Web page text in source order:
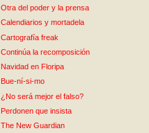
Otra del poder y la prensa
Calendiarios y mortadela
Cartografía freak
Continúa la recomposición
Navidad en Floripa
Bue-ní-si-mo
¿No será mejor el falso?
Perdonen que insista
The New Guardian